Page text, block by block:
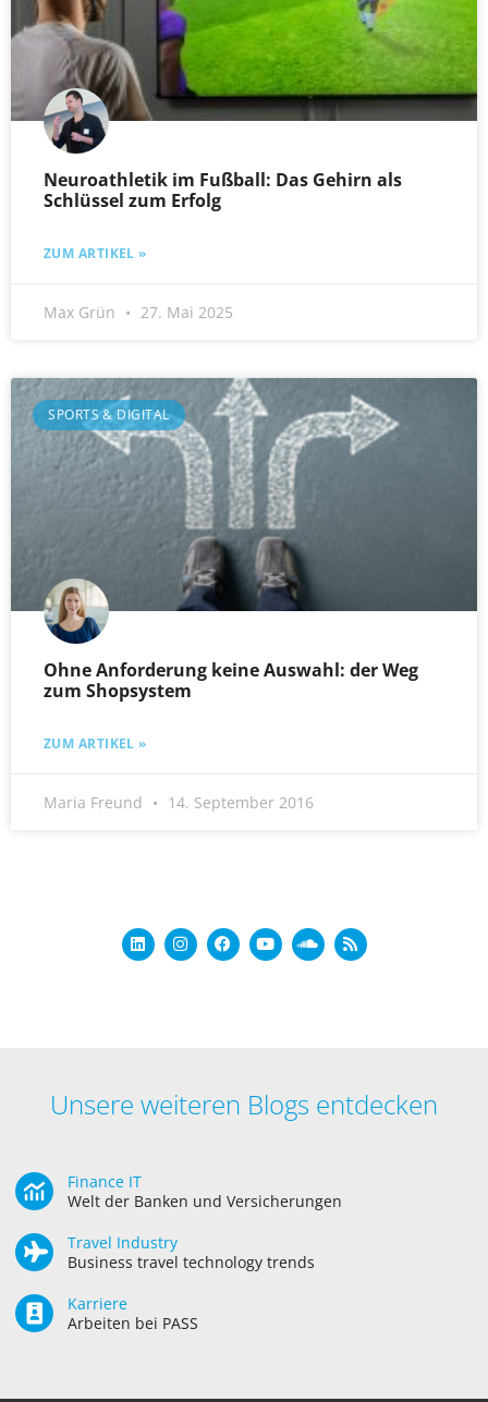
Neuroathletik im Fußball: Das Gehirn als
Schlüssel zum Erfolg
ZUM ARTIKEL »
Max Grün 27. Mai 2025
SPORTS & DIGITAL
Ohne Anforderung keine Auswahl: der Weg
zum Shopsystem
ZUM ARTIKEL »
Maria Freund 14. September 2016
Unsere weiteren Blogs entdecken
Finance IT
Welt der Banken und Versicherungen
Travel Industry
Business travel technology trends
Karriere
Arbeiten bei PASS